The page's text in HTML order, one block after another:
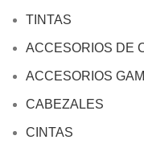
TINTAS
ACCESORIOS DE
ACCESORIOS
CABEZALES
CINTAS